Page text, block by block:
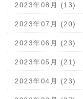
2023年08月 (13)
2023年07月 (20)
2023年06月 (23)
2023年05月 (21)
2023年04月 (23)